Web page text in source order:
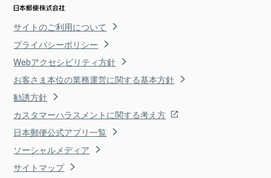
サイトのご利用について
プライバシーポリシー
Webアクセシビリティ方針
お客さま本位の業務運営に関する基本方針
勧誘方針
カスタマーハラスメントに関する考え方
日本郵便公式アプリ一覧
ソーシャルメディア
サイトマップ